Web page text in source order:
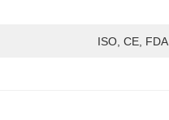
ISO, CE, FDA